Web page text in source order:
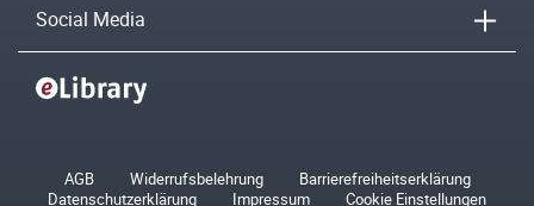
Social Media
AGB Widerrufsbelehrung
Barrierefreiheitserklärung
Datenschutzerklärung
Impressum Cookie Einstellungen